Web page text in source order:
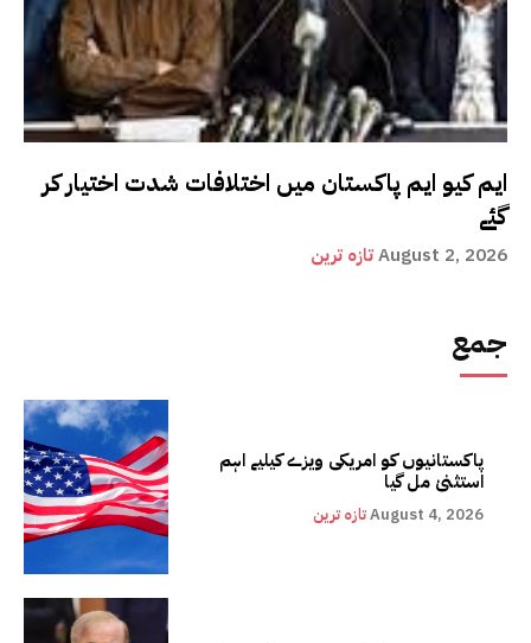
ایم کیو ایم پاکستان میں اختلافات شدت اختیار کر
گئے
تازہ ترینAugust 2, 2026
جمع
پاکستانیوں کو امریکی ویزے کیلیے اہم
استثنیٰ مل گیا
تازہ ترینAugust 4, 2026